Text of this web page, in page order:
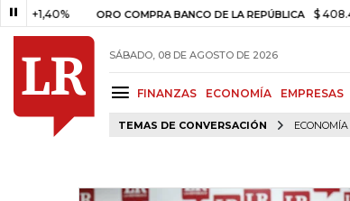
ORO COMPRA BANCO DE LA REPÚBLICA $ 408.498,97
SÁBADO, 08 DE AGOSTO DE 2026
FINANZAS ECONOMÍA EMPRESAS
TEMAS DE CONVERSACIÓN ECONOMÍA